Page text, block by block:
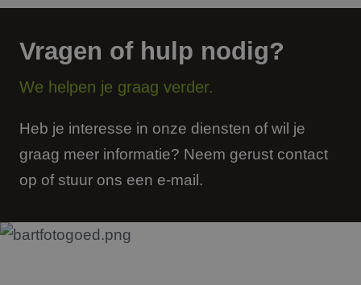
Vragen of hulp nodig?
We helpen je graag verder.
Heb je interesse in onze diensten of wil je
graag meer informatie? Neem gerust contact
op of stuur ons een e-mail.